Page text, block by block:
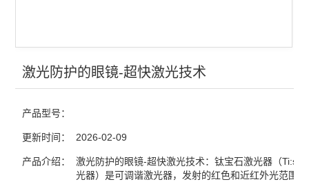
红外显示卡
激光能量计
激光功率计
激光防护的眼镜-超快激光技术
产品型号：
更新时间： 2026-02-09
产品介绍：
激光防护的眼镜-超快激光技术：钛宝石激光器（
光器）是可调谐激光器，发射的红色和近红外光范围